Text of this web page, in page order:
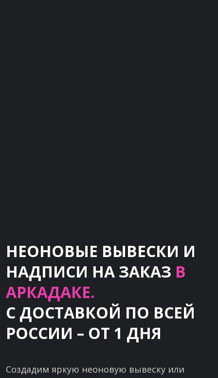
НЕОНОВЫЕ ВЫВЕСКИ И
НАДПИСИ НА ЗАКАЗ В
АРКАДАКЕ.
С ДОСТАВКОЙ ПО ВСЕЙ
РОССИИ – ОТ 1 ДНЯ
Создадим яркую неоновую вывеску или